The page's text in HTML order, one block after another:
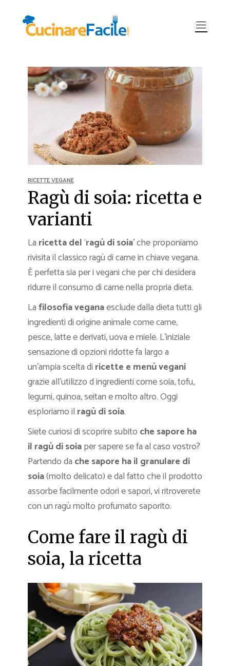
RICETTE VEGANE
Ragù di soia: ricetta e
varianti
La ricetta del‘ragù di soia’ che proponiamo
rivisita il classico ragù di carne in chiave vegana.
È perfetta sia per i vegani che per chi desidera
ridurre il consumo di carne nella propria dieta.
Lafilosofia veganaesclude dalla dieta tutti gli
ingredienti di origine animale come carne,
pesce, latte e derivati, uova e miele. L’iniziale
sensazione di opzioni ridotte fa largo a
un’ampia scelta di ricette e menù vegani
grazie all’utilizzo d ingredienti come soia, tofu,
legumi, quinoa, seitan e molto altro. Oggi
esploriamo il ragù di soia.
Siete curiosi di scoprire subito che sapore ha
il ragù di soiaper sapere se fa al caso vostro?
Partendo da che sapore ha il granulare di
soia(molto delicato) e dal fatto che il prodotto
assorbe facilmente odori e sapori, vi ritroverete
con un ragù molto profumato saporito.
Come fare il ragù di
soia, la ricetta